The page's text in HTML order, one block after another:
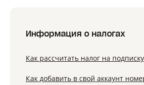
Информация о налогах
Как рассчитать налог на
Как добавить в свой аккаунт